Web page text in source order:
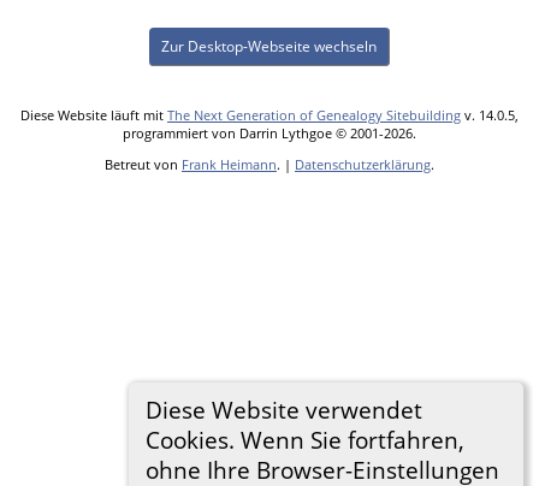
Diese Website verwendet
Cookies. Wenn Sie fortfahren,
ohne Ihre Browser-Einstellungen
Zur Desktop-Webseite wechseln
Diese Website läuft mit The Next Generation of Genealogy Sitebuilding v. 14.0.5,
programmiert von Darrin Lythgoe © 2001-2026.
Betreut von Frank Heimann. | Datenschutzerklärung.